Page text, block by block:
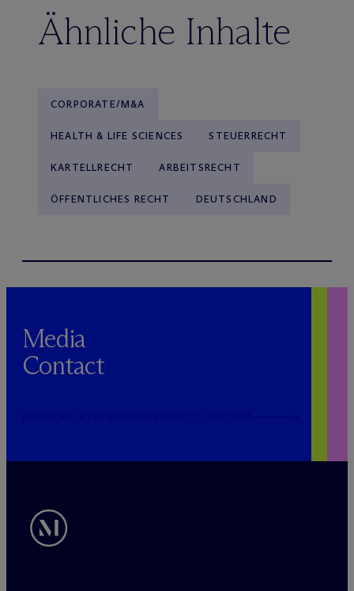
Ähnliche Inhalte
CORPORATE/M&A
HEALTH & LIFE SCIENCES STEUERRECHT
KARTELLRECHT ARBEITSRECHT
ÖFFENTLICHES RECHT DEUTSCHLAND
Media
Contact